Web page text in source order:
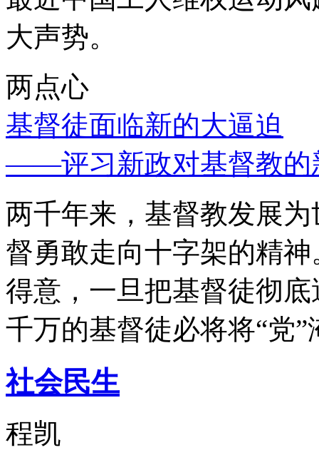
大声势。
两点心
基督徒面临新的大逼迫
——评习新政对基督教的
两千年来，基督教发展
督勇敢走向十字架的精
得意，一旦把基督徒彻
千万的基督徒必将将“党”
社会民生
程凯